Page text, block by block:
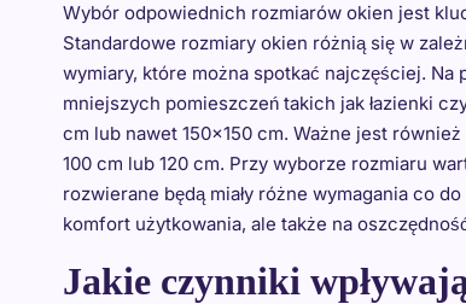
Wybór odpowiednich rozmiarów okien jest
Standardowe rozmiary okien różnią się w
wymiary, które można spotkać najczęściej.
mniejszych pomieszczeń takich jak łazienki
cm lub nawet 150×150 cm. Ważne jest
100 cm lub 120 cm. Przy wyborze rozmiaru
rozwierane będą miały różne wymagania co
komfort użytkowania, ale także na
Jakie czynniki